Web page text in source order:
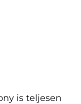
is teljesen